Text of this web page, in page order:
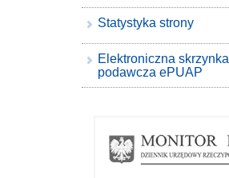
Statystyka strony
Elektroniczna skrzynka
podawcza ePUAP